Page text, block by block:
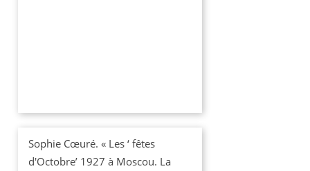
Sophie Cœuré. « Les ‘ fêtes
d'Octobre’ 1927 à Moscou. La